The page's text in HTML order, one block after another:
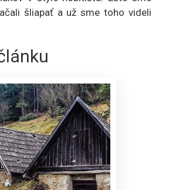
šliapať a už sme toho videli